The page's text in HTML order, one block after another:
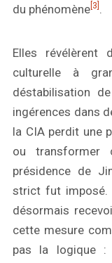
du phénomène [3] .
Elles révélèrent
culturelle à
déstabilisation
ingérences dans
la CIA perdit une
ou transformer
présidence de
strict fut imposé.
désormais
cette mesure
pas la logique :